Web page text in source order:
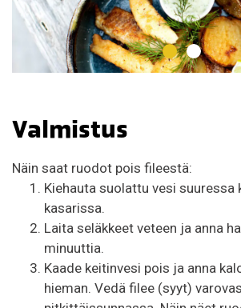
Valmistus
Näin saat ruodot pois fileestä:
Kiehauta suolattu vesi suuressa
kasarissa.
Laita seläkkeet veteen ja anna
minuuttia.
Kaade keitinvesi pois ja anna
hieman. Vedä filee (syyt)